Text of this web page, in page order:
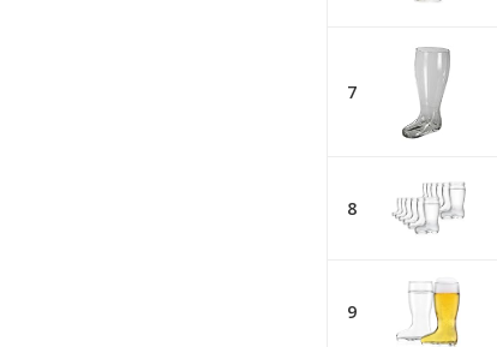
7
8
9